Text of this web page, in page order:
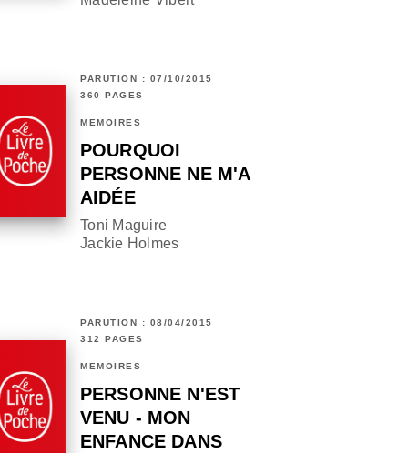
PARUTION : 07/10/2015
360 PAGES
MÉMOIRES
POURQUOI
PERSONNE NE M'A
AIDÉE
Toni Maguire
Jackie Holmes
PARUTION : 08/04/2015
312 PAGES
MÉMOIRES
PERSONNE N'EST
VENU - MON
ENFANCE DANS